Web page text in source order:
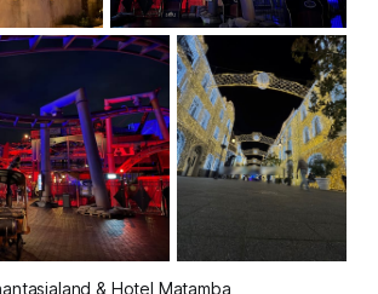
& Hotel Matamba